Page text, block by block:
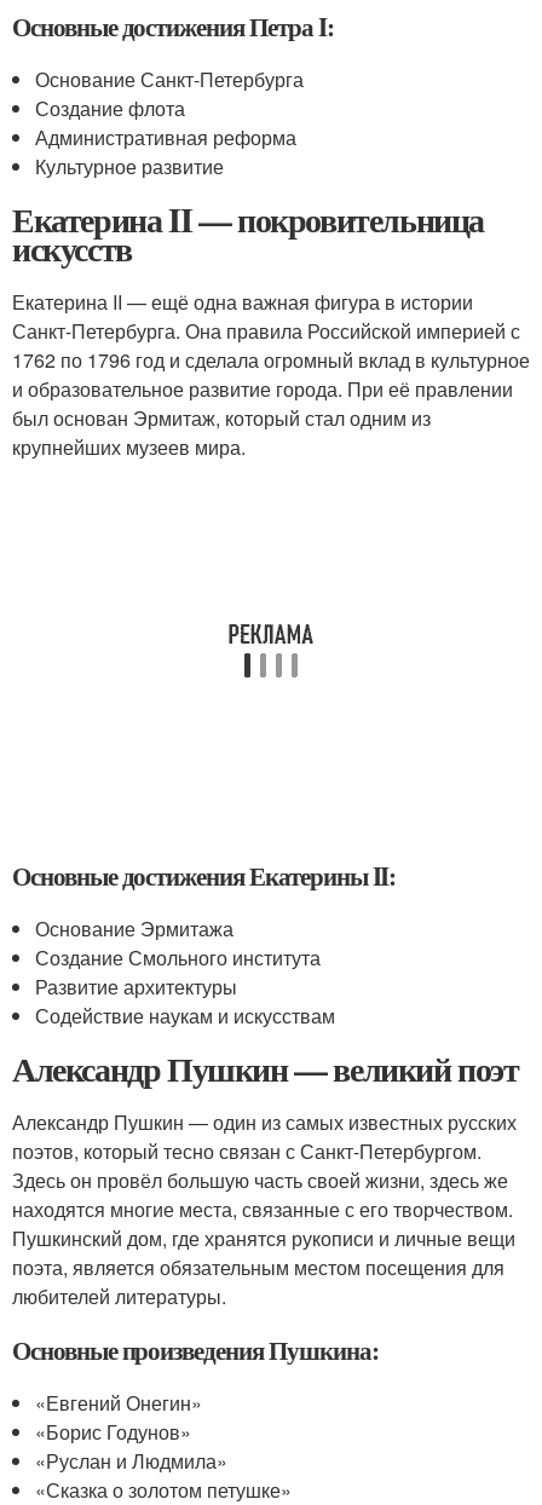
Основные достижения Петра I:
Основание Санкт-Петербурга
Создание флота
Административная реформа
Культурное развитие
Екатерина II — покровительница
искусств
Екатерина II — ещё одна важная фигура в истории
Санкт-Петербурга. Она правила Российской империей с
1762 по 1796 год и сделала огромный вклад в культурное
и образовательное развитие города. При её правлении
был основан Эрмитаж, который стал одним из
крупнейших музеев мира.
Основные достижения Екатерины II:
Основание Эрмитажа
Создание Смольного института
Развитие архитектуры
Содействие наукам и искусствам
Александр Пушкин — великий поэт
Александр Пушкин — один из самых известных русских
поэтов, который тесно связан с Санкт-Петербургом.
Здесь он провёл большую часть своей жизни, здесь же
находятся многие места, связанные с его творчеством.
Пушкинский дом, где хранятся рукописи и личные вещи
поэта, является обязательным местом посещения для
любителей литературы.
Основные произведения Пушкина:
«Евгений Онегин»
«Борис Годунов»
«Руслан и Людмила»
«Сказка о золотом петушке»